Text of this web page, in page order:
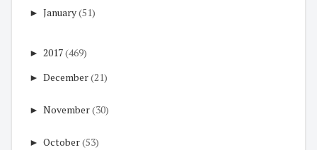
► January(51)
► 2017(469)
► December(21)
► November(30)
► October(53)